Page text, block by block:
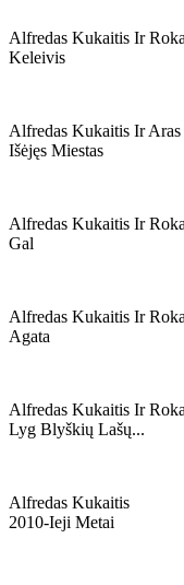
Alfredas Kukaitis Ir
Keleivis
Alfredas Kukaitis Ir
Išėjęs Miestas
Alfredas Kukaitis Ir
Gal
Alfredas Kukaitis Ir
Agata
Alfredas Kukaitis Ir
Lyg Blyškių Lašų...
Alfredas Kukaitis
2010-Ieji Metai